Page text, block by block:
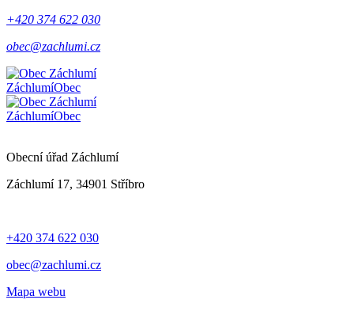
+420 374 622 030
obec@zachlumi.cz
ZáchlumíObec
ZáchlumíObec
Obecní úřad Záchlumí
Záchlumí 17, 34901 Stříbro
+420 374 622 030
obec@zachlumi.cz
Mapa webu